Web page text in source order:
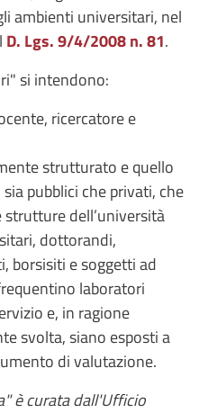
ambienti universitari, nel
D. Lgs. 9/4/2008 n. 81.
si intendono:
ricercatore e
strutturato e quello
pubblici che privati, che
strutture dell’università
dottorandi,
borsisiti e soggetti ad
laboratori
e, in ragione
svolta, siano esposti a
di valutazione.
è curata dall'Ufficio